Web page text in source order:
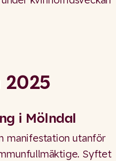
i Mölndal
manifestation utanför
Syftet